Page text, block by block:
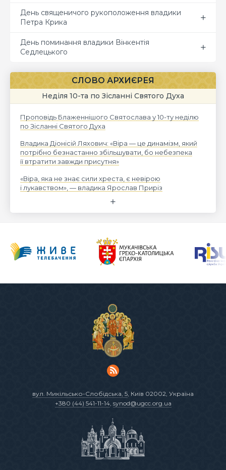
День священичого рукоположення владики
Петра Крика
День поминання владики Вінкентія
Седлецького
СЛОВО АРХИЄРЕЯ
Неділя 10-та по Зісланні Святого Духа
Проповідь Блаженнішого Святослава у 10-ту неділю
по Зісланні Святого Духа
Владика Діонісій Ляхович: «Віра — це динамізм, який
потрібно безнастанно збільшувати, бо небезпека
її втратити завжди присутня»
«Віра, яка не знає сили хреста, є невірою
і лукавством», — владика Ярослав Приріз
вул. Микільсько-Слобідська, 5 , Київ 02002, Україна
+380 (44) 541-11-14, synod@ugcc.org.ua